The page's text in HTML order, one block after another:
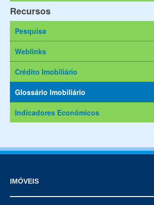
Recursos
Pesquisa
Weblinks
Crédito Imobiliário
Glossário Imobiliário
Indicadores Econômicos
IMÓVEIS